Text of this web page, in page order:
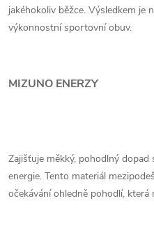
jakéhokoliv běžce. Výsledkem je
výkonnostní sportovní obuv.
MIZUNO
Zajišťuje měkký, pohodlný
energie. Tento materiál
očekávání ohledně pohodlí,